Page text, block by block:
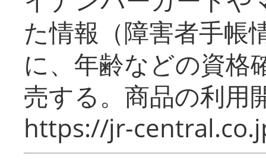
た情報（障害者手帳
に、年齢などの資格
売する。商品の利用
https://jr-